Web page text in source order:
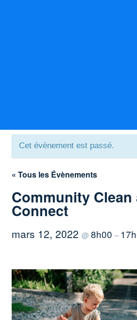
Cet évènement est passé.
« Tous les Évènements
Community Clean
Connect
mars 12, 2022 @8h00 –